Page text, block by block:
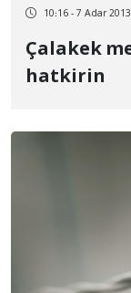
10:16 - 7 Adar 2013
Çalakek
hatkirin